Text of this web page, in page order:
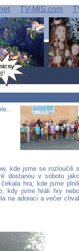
TV-MIS.com
kde jsme se rozloučili s
dostanou v sobotu jako
hra, kde jsme plnili
kdy jsme hráli hry nebo
na adoraci a večer chval